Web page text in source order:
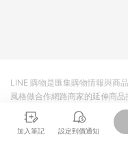
加入筆記 設定到價通知
LINE 購物是匯集購物情報與商
風格做合作網路商家的延伸商
商品至各合作網路商家，確認
準。